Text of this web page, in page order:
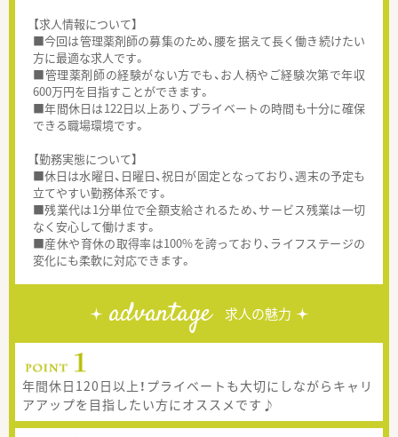
【求人情報について】
■今回は管理薬剤師の募集のため、腰を据えて長く働き続けたい
方に最適な求人です。
■管理薬剤師の経験がない方でも、お人柄やご経験次第で年収
600万円を目指すことができます。
■年間休日は122日以上あり、プライベートの時間も十分に確保
できる職場環境です。
【勤務実態について】
■休日は水曜日、日曜日、祝日が固定となっており、週末の予定も
立てやすい勤務体系です。
■残業代は1分単位で全額支給されるため、サービス残業は一切
なく安心して働けます。
■産休や育休の取得率は100%を誇っており、ライフステージの
変化にも柔軟に対応できます。
advantage 求人の魅力
年間休日120日以上！プライベートも大切にしながらキャリ
アアップを目指したい方にオススメです♪